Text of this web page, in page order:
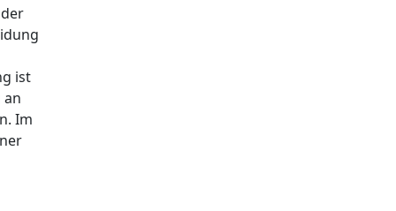
ist
Im